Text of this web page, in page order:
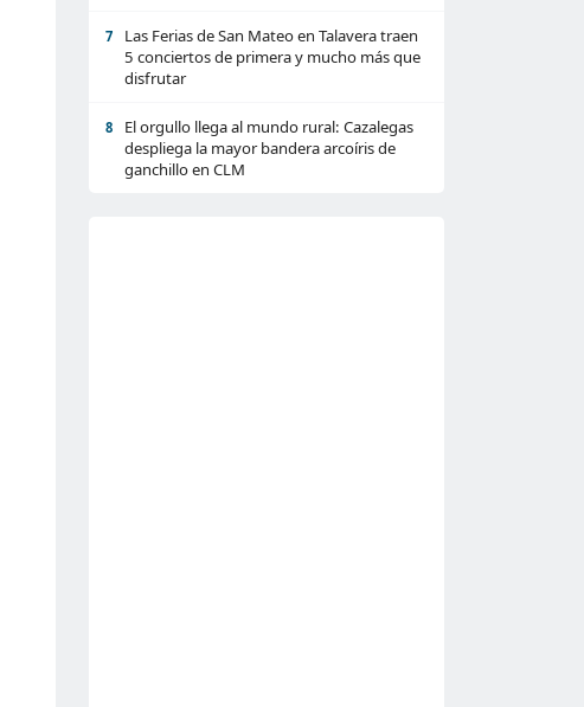
7
Las Ferias de San Mateo en Talavera traen
5 conciertos de primera y mucho más que
disfrutar
8
El orgullo llega al mundo rural: Cazalegas
despliega la mayor bandera arcoíris de
ganchillo en CLM